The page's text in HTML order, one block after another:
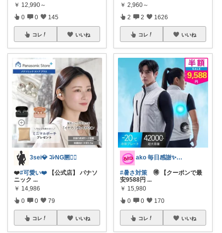
￥ 12,990～
0 0 145
コレ いいね
3sei💎 ｺﾚNG🈲🙅‍♀️
❤️#可愛い❤️ 【公式店】 パナソ
ニック ...
￥ 14,986
0 0 79
コレ いいね
￥ 2,960～
2 2 1626
コレ いいね
ako 毎日感謝✨今月もよろしくです☺️
#暑さ対策 🉐 【クーポンで最
安9588円 ...
￥ 15,980
0 0 170
コレ いいね